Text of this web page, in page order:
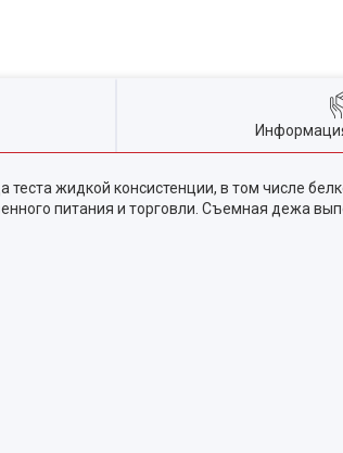
жидкой консистенции, в том числе
питания и торговли. Съемная дежа